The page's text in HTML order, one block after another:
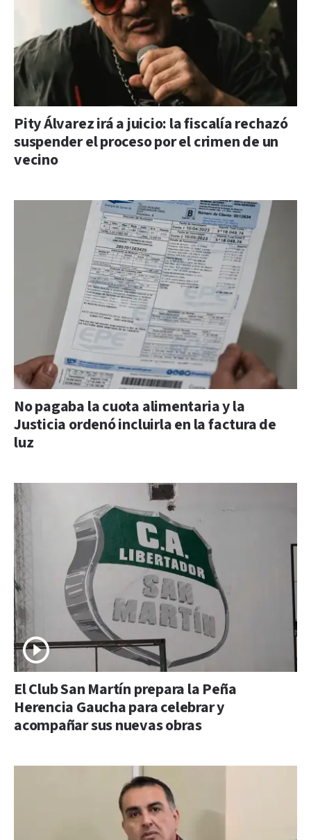
Pity Álvarez irá a juicio: la fiscalía rechazó
suspender el proceso por el crimen de un
vecino
No pagaba la cuota alimentaria y la
Justicia ordenó incluirla en la factura de
luz
El Club San Martín prepara la Peña
Herencia Gaucha para celebrar y
acompañar sus nuevas obras